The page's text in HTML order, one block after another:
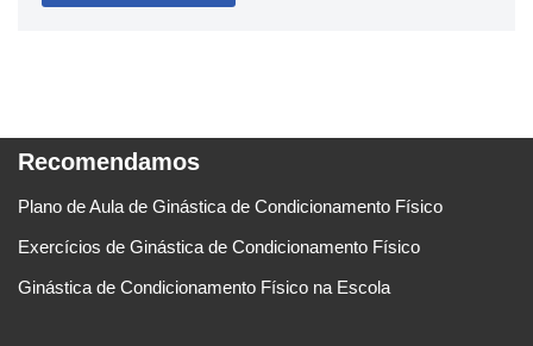
Recomendamos
Plano de Aula de Ginástica de Condicionamento Físico
Exercícios de Ginástica de Condicionamento Físico
Ginástica de Condicionamento Físico na Escola